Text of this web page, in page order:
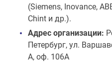
(Siemens, Inovance,
Chint и др.).
Адрес организации:
Петербург, ул.
А, оф. 106А